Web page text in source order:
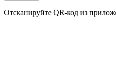
Отсканируйте QR-код из